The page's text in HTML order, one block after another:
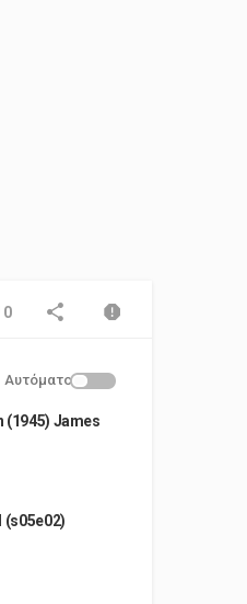
0
Αυτόματο
(1945) James
(s05e02)